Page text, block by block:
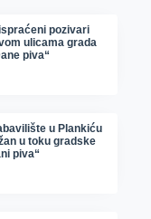
pozivari
ulicama grada
piva“
u Plankiću
u toku gradske
piva“